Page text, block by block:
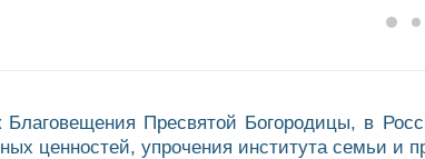
Благовещения Пресвятой Богородицы, в
ценностей, упрочения института семьи и